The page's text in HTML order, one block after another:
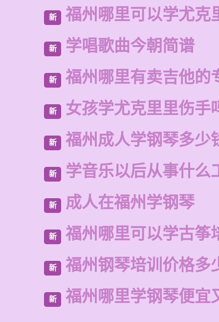
新 福州哪里可以学尤克
新 学唱歌曲今朝简谱
新 福州哪里有卖吉他的
新 女孩学尤克里里伤手
新 福州成人学钢琴多少
新 学音乐以后从事什么
新 成人在福州学钢琴
新 福州哪里可以学古筝
新 福州钢琴培训价格多
新 福州哪里学钢琴便宜